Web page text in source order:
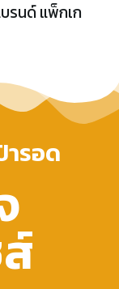
รนด์ แพ็กเก
ารอด